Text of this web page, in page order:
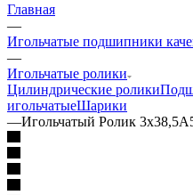
Главная
—
Игольчатые подшипники
—
Игольчатые ролики
Цилиндрические ролики
игольчатыеШарики
—Игольчатый Ролик